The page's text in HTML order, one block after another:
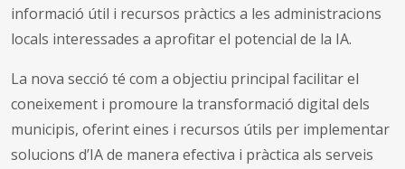
informació útil i recursos pràctics a les administracions
locals interessades a aprofitar el potencial de la IA.
La nova secció té com a objectiu principal facilitar el
coneixement i promoure la transformació digital dels
municipis, oferint eines i recursos útils per implementar
solucions d’IA de manera efectiva i pràctica als serveis